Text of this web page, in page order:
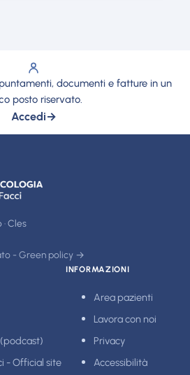
documenti e fatture in un
posto riservato.
Accedi→
Cles
- Green policy →
- Official site
INFORMAZIONI
Area pazienti
Lavora con noi
Privacy
Accessibilità